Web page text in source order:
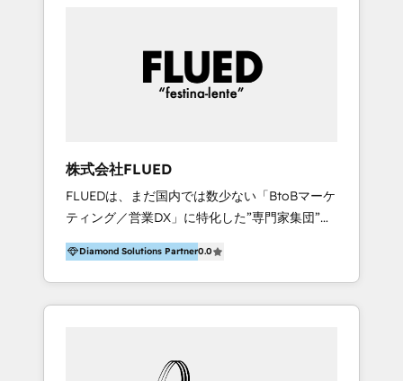
AI活用に関するご相談、現状整理の壁打ちな
ど、構想段階からお気軽にお問い合わせくださ
＝＝ ・Smart CRM ・Marketing Hub ・
Content Hub ・Sales Hub ・Service Hub ・
造/SaaS/代理店/士業/IT/スクールなど ご相談
お待ちしております。
を両立するシナリオ設計まで含めてご提案。
「導入して終わり」ではなく「成果が出るまで
動き続ける」パートナーであること。それが、
し、延べ100社以上のBtoB企業のサイト制作経
験をもとに、ウェブマーケテイング担当者が本
当に使いやすいノーコードテーマテンプレート
を独自開発。 企業のさまざまな課題やニーズに
対して「戦略、設計・デザイン、開発、運用」
まで段階に合わせ、誠実なアドバイスと的確な
対応をすることで、貴社のビジネスを成功に導
ーー 【プロジェクトの主な進め方】 -オンライ
株式会社FLUED
FLUEDは、まだ国内では数少ない「BtoBマーケ
ティング／営業DX」に特化した”専門家集団”で
す。 BtoBに特化し、WEB制作や広告運用など
のオンライン施策から、インサイドセールスや
展示会などのオフライン施策まで支援していま
す。 「経験豊富な”専門家集団”によるプロジェ
のBPO・実務まで幅広いご支援が可能です。 ま
Diamond Solutions Partner0.0